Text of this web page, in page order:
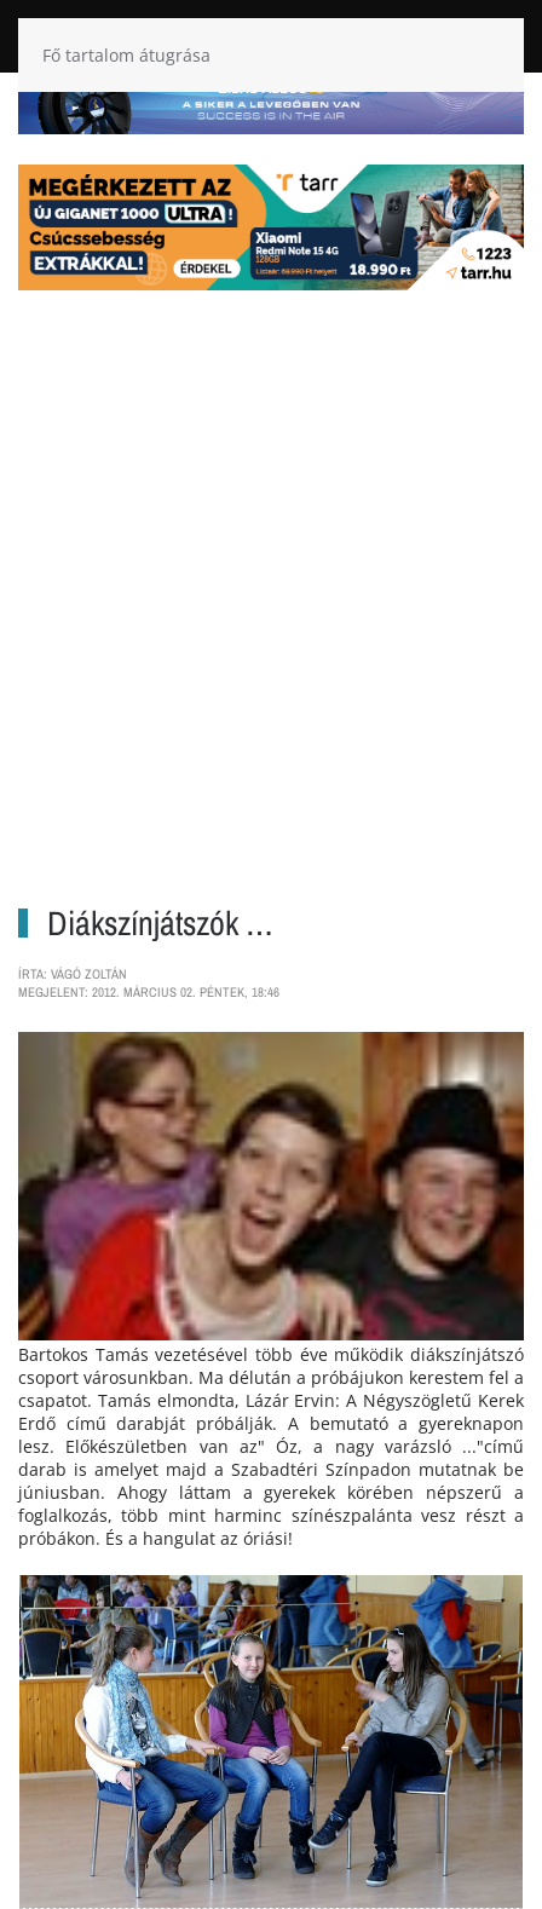
Fő tartalom átugrása
Diákszínjátszók …
ÍRTA: VÁGÓ ZOLTÁN
MEGJELENT: 2012. MÁRCIUS 02. PÉNTEK, 18:46
Bartokos Tamás vezetésével több éve működik diákszínjátszó
csoport városunkban. Ma délután a próbájukon kerestem fel a
csapatot. Tamás elmondta, Lázár Ervin: A Négyszögletű Kerek
Erdő című darabját próbálják. A bemutató a gyereknapon
lesz. Előkészületben van az" Óz, a nagy varázsló ..."című
darab is amelyet majd a Szabadtéri Színpadon mutatnak be
júniusban. Ahogy láttam a gyerekek körében népszerű a
foglalkozás, több mint harminc színészpalánta vesz részt a
próbákon. És a hangulat az óriási!